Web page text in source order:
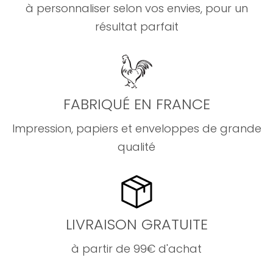
à personnaliser selon vos envies, pour un
résultat parfait
FABRIQUÉ EN FRANCE
Impression, papiers et enveloppes de grande
qualité
LIVRAISON GRATUITE
à partir de 99€ d'achat